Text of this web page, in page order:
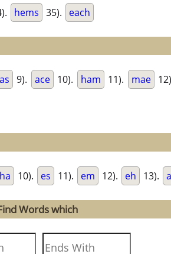
hems 35). each
9). ace 10). ham 11). mae
ha 10). es 11). em 12). eh 13).
Words which